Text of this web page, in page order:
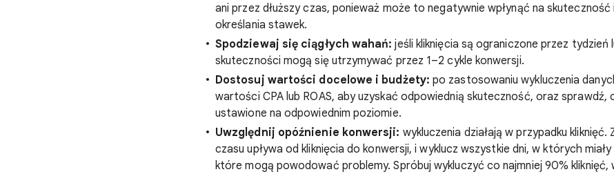
ani przez dłuższy czas, ponieważ może to negatywnie wpłynąć na
określania stawek.
Spodziewaj się ciągłych wahań: jeśli kliknięcia są ograniczone przez tydzień
skuteczności mogą się utrzymywać przez 1–2 cykle konwersji.
Dostosuj wartości docelowe i budżety: po zastosowaniu wykluczenia
wartości CPA lub ROAS, aby uzyskać odpowiednią skuteczność, oraz sprawdź,
ustawione na odpowiednim poziomie.
Uwzględnij opóźnienie konwersji: wykluczenia działają w przypadku kliknięć.
czasu upływa od kliknięcia do konwersji, i wyklucz wszystkie dni, w których
które mogą powodować problemy. Spróbuj wykluczyć co najmniej 90% kliknięć,